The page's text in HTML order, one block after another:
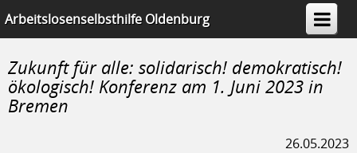
Arbeitslosenselbsthilfe Oldenburg
e.V.
Zukunft für alle: solidarisch! demokratisch!
ökologisch! Konferenz am 1. Juni 2023 in
Bremen
26.05.2023